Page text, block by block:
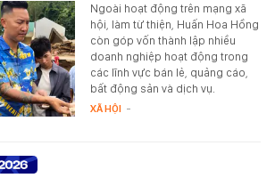
Ngoài hoạt động trên mạng xã
hội, làm từ thiện, Huấn Hoa Hồng
còn góp vốn thành lập nhiều
doanh nghiệp hoạt động trong
các lĩnh vực bán lẻ, quảng cáo,
bất động sản và dịch vụ.
XÃ HỘI -